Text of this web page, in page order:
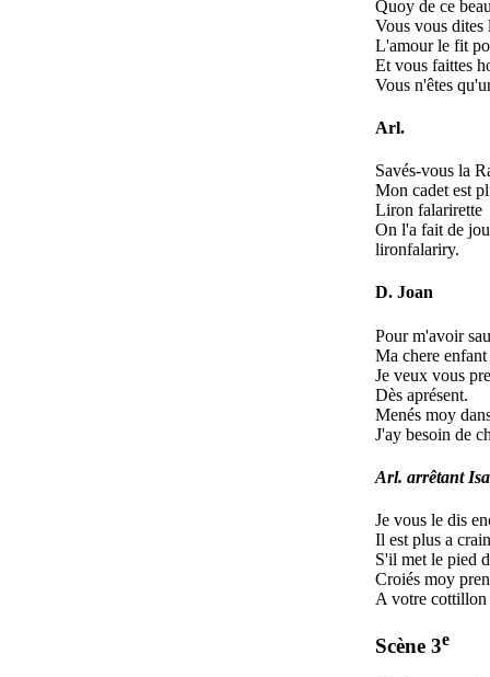
Quoy de ce
Vous vous dites
L'amour le fit
Et vous faittes
Vous n'êtes
Arl.
Savés-vous la
Mon cadet est
Liron falarirette
On l'a fait de
lironfalariry.
D. Joan
Pour m'avoir
Ma chere enfant
Je veux vous
Dès aprésent.
Menés moy
J'ay besoin de
Arl. arrêtant
Je vous le dis
Il est plus a
S'il met le pied
Croiés moy
A votre cottillon
Scène 3e